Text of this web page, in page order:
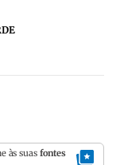
às suas fontes